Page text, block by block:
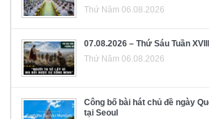
Thứ Năm 06.08.2026
07.08.2026 – Thứ Sáu Tuần
Thứ Năm 06.08.2026
Công bố bài hát chủ đề ngày
tại Seoul